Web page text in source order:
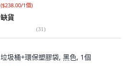
($238.00/1個)
缺貨
(31)
垃圾桶+環保塑膠袋, 黑色, 1個